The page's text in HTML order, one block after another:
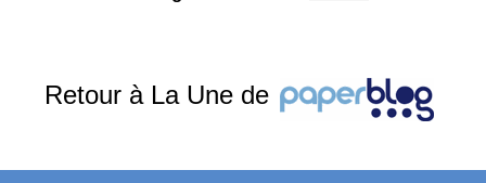
Retour à La Une de